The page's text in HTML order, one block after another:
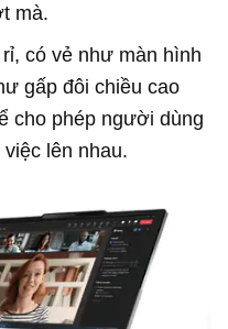
mà.
có vẻ như màn hình
gấp đôi chiều cao
cho phép người dùng
lên nhau.